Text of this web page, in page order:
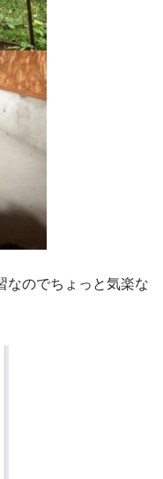
なのでちょっと気楽な